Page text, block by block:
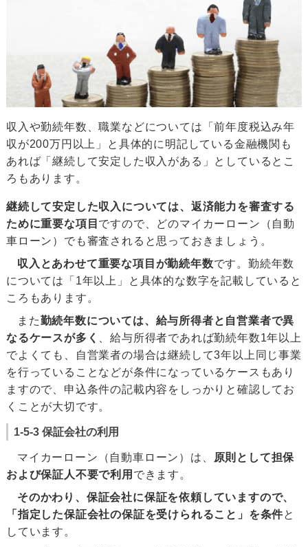
収入や勤続年数、職業などについては「前年度税込み年
収が200万円以上」と具体的に明記している金融機関も
あれば「継続して安定した収入がある」としているとこ
ろもあります。
継続して安定した収入については、返済能力を審査する
ために重要な項目 ですので、どのマイカーローン（自動
車ローン）でも審査されると思っておきましょう。
収入とあわせて重要な項目が勤続年数です。勤続年数
については「1年以上」と具体的な数字を記載していると
ころもあります。
また勤続年数については、給与所得者と自営業者で異
なるケースが多く
、給与所得者であれば勤続年数1年以上
でよくても、自営業者の場合は継続して3年以上同じ事業
を行っていることなどが条件になっているケースもあり
ますので、申込条件の記載内容をしっかりと確認してお
くことが大切です。
1-5-3 保証会社の利用
マイカーローン（自動車ローン）は、
原則として担保
および保証人不要で利用 できます。
そのかわり、保証会社に保証を依頼していますので、
「指定した保証会社の保証を受けられること」を条件と
しています。